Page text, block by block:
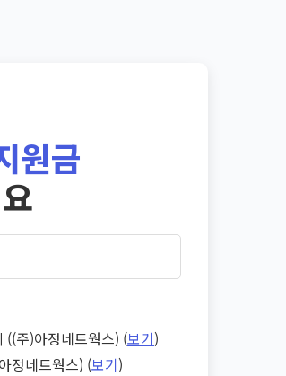
원금
((주)아정네트웍스) (보기)
정네트웍스) (보기)